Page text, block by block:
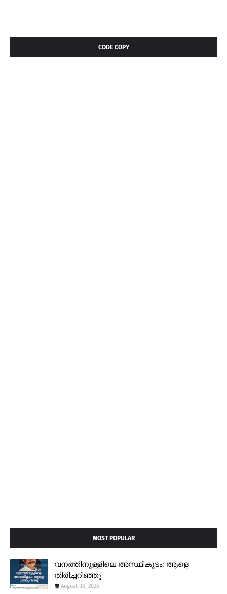
CODE COPY
MOST POPULAR
വനത്തിനുള്ളിലെ അസ്ഥികൂടം: ആളെ
തിരിച്ചറിഞ്ഞു
August 06, 2026